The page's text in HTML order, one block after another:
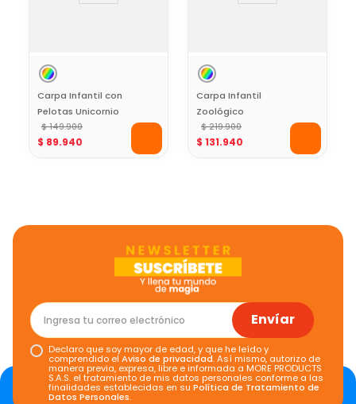
Carpa Infantil con
Pelotas Unicornio
Play House
$ 149.900
$ 89.940
Carpa Infantil
Zoológico
93x70x103 cm Play
House
$ 219.900
$ 131.940
Envíar
Declaro que soy mayor de edad, y que he leído y
comprendido elAviso de privacidad. Así mismo, autorizo de
manera previa, expresa, libre e informada a MORE PRODUCTS
S.A.S. el tratamiento de mis datos personales conforme a las
finalidades establecidas en suPolítica de Tratamiento de
Datos Personales.